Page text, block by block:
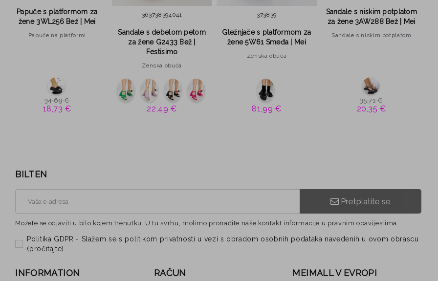
Papuče s platformom za
žene 3WL256 Bež | Mei
Papuće na platformi
18,73 €
34,69 €
363738 394041
Sandale s debelom petom
za žene G2433 Bež |
Festisimo
Zenska obuća
22,49 €
3738 39
Gležnjače s platformom za
žene 5W61 Smeđa | Mei
Zenska obuća
81,99 €
Sandale s niskim potplatom
za žene 3AW288 Bež | Mei
Sandale s niskim potplatom
20,35 €
35,71 €
BILTEN
Pretplatite se
Možete se odjaviti u bilo kojem trenutku. U tu svrhu, molimo pronađite naše kontakt informacije u pravnim obavijestima.
Politika GDPR - Slažem se s politikom privatnosti u vezi s obradom osobnih podataka navedenih u ovom obrascu
(pročitajte)
INFORMATION RAČUN MEIMALL V EVROPI